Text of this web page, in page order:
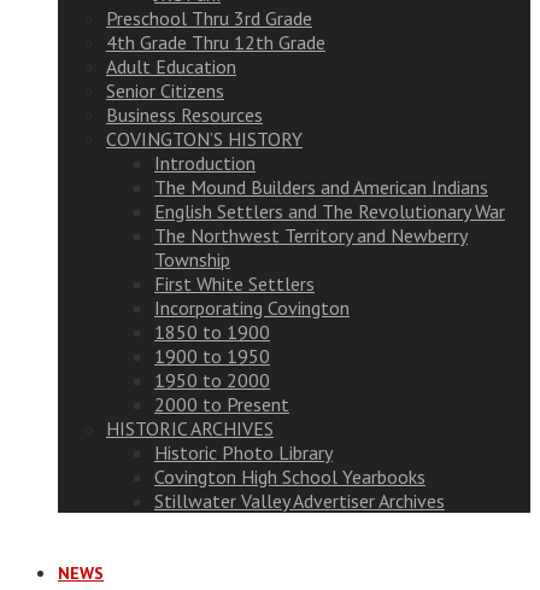
Preschool Thru 3rd Grade
4th Grade Thru 12th Grade
Adult Education
Senior Citizens
Business Resources
COVINGTON’S HISTORY
Introduction
The Mound Builders and American Indians
English Settlers and The Revolutionary War
The Northwest Territory and Newberry
Township
First White Settlers
Incorporating Covington
1850 to 1900
1900 to 1950
1950 to 2000
2000 to Present
HISTORIC ARCHIVES
Historic Photo Library
Covington High School Yearbooks
Stillwater Valley Advertiser Archives
NEWS